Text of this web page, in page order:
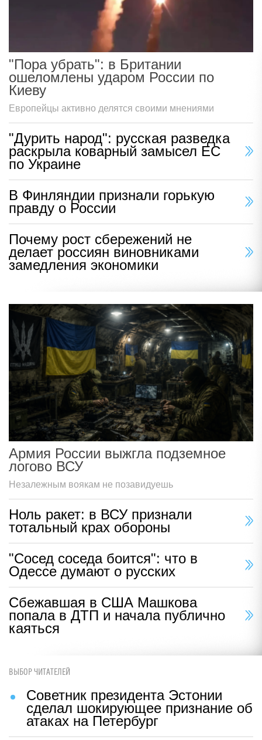
"Пора убрать": в Британии
ошеломлены ударом России по
Киеву
Европейцы активно делятся своими мнениями
"Дурить народ": русская разведка
раскрыла коварный замысел ЕС
по Украине
В Финляндии признали горькую
правду о России
Почему рост сбережений не
делает россиян виновниками
замедления экономики
Армия России выжгла подземное
логово ВСУ
Незалежным воякам не позавидуешь
Ноль ракет: в ВСУ признали
тотальный крах обороны
"Сосед соседа боится": что в
Одессе думают о русских
Сбежавшая в США Машкова
попала в ДТП и начала публично
каяться
ВЫБОР ЧИТАТЕЛЕЙ
Советник президента Эстонии
сделал шокирующее признание об
атаках на Петербург